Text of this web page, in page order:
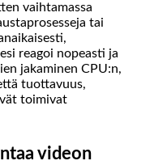
vaihtamassa
tai
reagoi nopeasti ja
jakaminen CPU:n,
tuottavuus,
toimivat
videon